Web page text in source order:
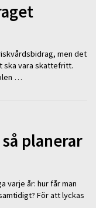
men det
ska vara skattefritt.
…
planerar
varje år: hur får man
För att lyckas